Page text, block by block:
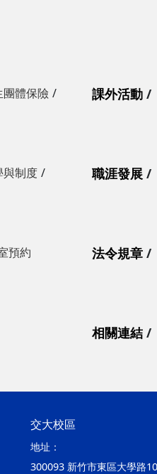
團體保險
課外活動
與制度
職涯發展
預約 法令規章
相關連結
交大校區
地址：
300093 新竹市東區大學路